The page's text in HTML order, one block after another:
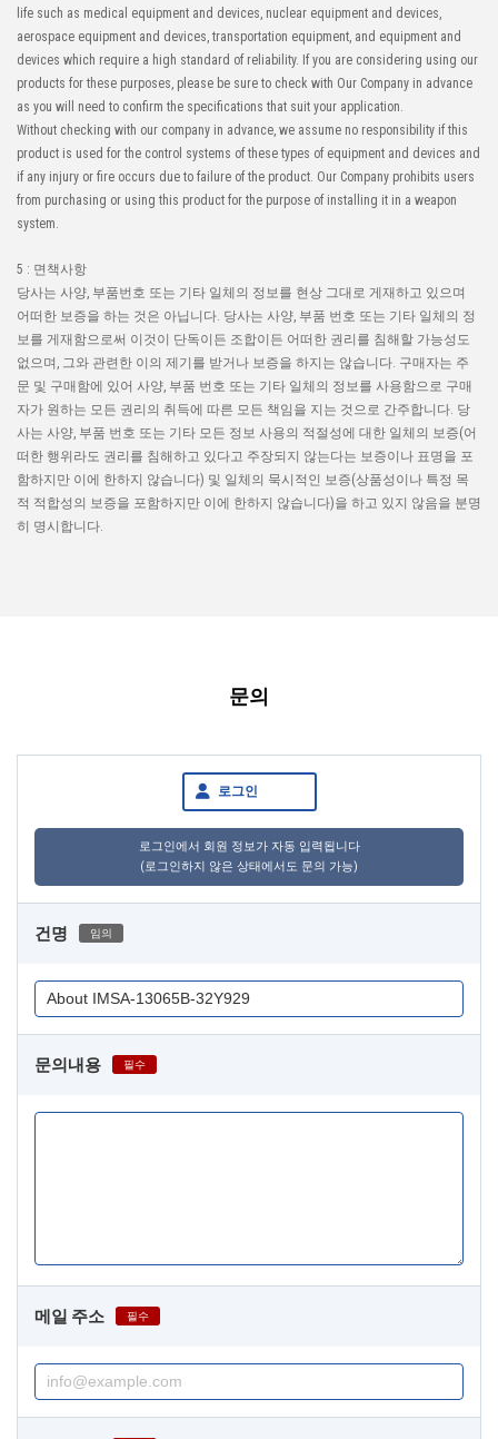
life such as medical equipment and devices, nuclear equipment and devices,
aerospace equipment and devices, transportation equipment, and equipment and
devices which require a high standard of reliability. If you are considering using our
products for these purposes, please be sure to check with Our Company in advance
as you will need to confirm the specifications that suit your application.
Without checking with our company in advance, we assume no responsibility if this
product is used for the control systems of these types of equipment and devices and
if any injury or fire occurs due to failure of the product. Our Company prohibits users
from purchasing or using this product for the purpose of installing it in a weapon
system.
5 : 면책사항
당사는 사양, 부품번호 또는 기타 일체의 정보를 현상 그대로 게재하고 있으며
어떠한 보증을 하는 것은 아닙니다. 당사는 사양, 부품 번호 또는 기타 일체의 정
보를 게재함으로써 이것이 단독이든 조합이든 어떠한 권리를 침해할 가능성도
없으며, 그와 관련한 이의 제기를 받거나 보증을 하지는 않습니다. 구매자는 주
문 및 구매함에 있어 사양, 부품 번호 또는 기타 일체의 정보를 사용함으로 구매
자가 원하는 모든 권리의 취득에 따른 모든 책임을 지는 것으로 간주합니다. 당
사는 사양, 부품 번호 또는 기타 모든 정보 사용의 적절성에 대한 일체의 보증(어
떠한 행위라도 권리를 침해하고 있다고 주장되지 않는다는 보증이나 표명을 포
함하지만 이에 한하지 않습니다) 및 일체의 묵시적인 보증(상품성이나 특정 목
적 적합성의 보증을 포함하지만 이에 한하지 않습니다)을 하고 있지 않음을 분명
히 명시합니다.
문의
로그인
로그인에서 회원 정보가 자동 입력됩니다
(로그인하지 않은 상태에서도 문의 가능)
건명 임의
문의내용 필수
메일 주소 필수